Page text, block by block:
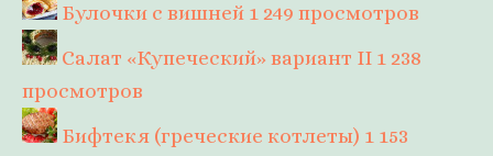
Булочки с вишней 1 249 просмотров
Салат «Купеческий» вариант II 1 238
просмотров
Бифтекя (греческие котлеты) 1 153